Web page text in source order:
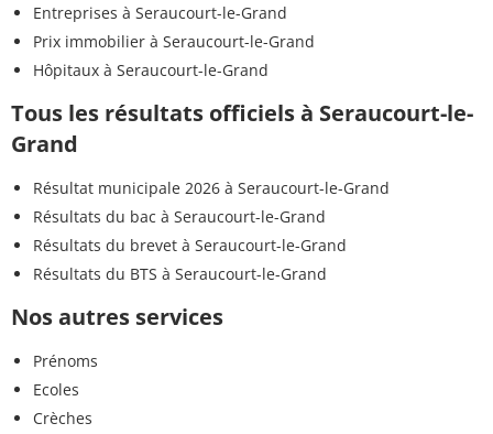
Entreprises à Seraucourt-le-Grand
Prix immobilier à Seraucourt-le-Grand
Hôpitaux à Seraucourt-le-Grand
Tous les résultats officiels à Seraucourt-le-
Grand
Résultat municipale 2026 à Seraucourt-le-Grand
Résultats du bac à Seraucourt-le-Grand
Résultats du brevet à Seraucourt-le-Grand
Résultats du BTS à Seraucourt-le-Grand
Nos autres services
Prénoms
Ecoles
Crèches